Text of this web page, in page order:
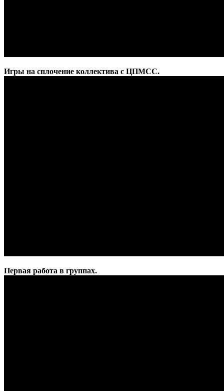
Игры на сплочение коллектива с ЦПМСС.
Первая работа в группах.